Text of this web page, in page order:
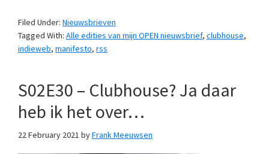
Filed Under: Nieuwsbrieven
Tagged With: Alle edities van mijn OPEN nieuwsbrief, clubhouse,
indieweb, manifesto, rss
S02E30 – Clubhouse? Ja daar
heb ik het over…
22 February 2021 byFrank Meeuwsen